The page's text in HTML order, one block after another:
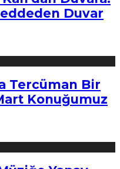
Duvar
Tercüman Bir
Konuğumuz